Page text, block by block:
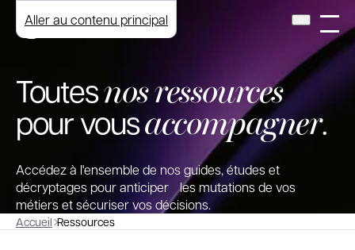
Aller au contenu principal
Toutesnos ressources
pour vousaccompagner.
Accédez à l'ensemble de nos guides, études et
décryptages pour anticiper les mutations de vos
métiers et sécuriser vos décisions.
Accueil Ressources